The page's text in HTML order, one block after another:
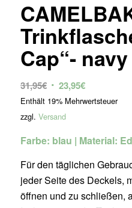
Cap“-
31,95€ Ursprünglicher
Preis
war:
23,95€Aktueller
Preis
Enthält 19% Mehrwertsteuer
zzgl. Versand
Farbe: blau | Material:
Für den täglichen
jeder Seite des Deckels,
öffnen und zu schließen,